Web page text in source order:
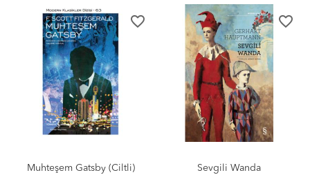
favorite_border
Muhteşem Gatsby (Ciltli)
favorite_border
Sevgili Wanda